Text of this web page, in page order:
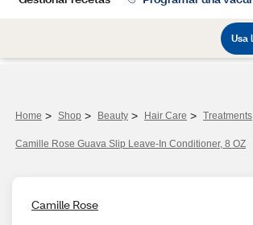
Home > Shop > Beauty > Hair Care > Treatments
Camille Rose Guava Slip Leave-In Conditioner, 8 OZ
Camille Rose